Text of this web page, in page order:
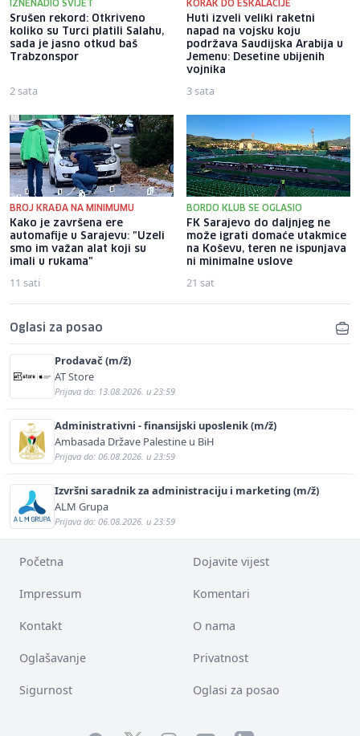
IZNENADIO SVIJET
Srušen rekord: Otkriveno
koliko su Turci platili Salahu,
sada je jasno otkud baš
Trabzonspor
2 sata
KORAK DO ESKALACIJE
Huti izveli veliki raketni
napad na vojsku koju
podržava Saudijska Arabija u
Jemenu: Desetine ubijenih
vojnika
3 sata
BROJ KRAĐA NA MINIMUMU
Kako je završena ere
automafije u Sarajevu: "Uzeli
smo im važan alat koji su
imali u rukama"
11 sati
BORDO KLUB SE OGLASIO
FK Sarajevo do daljnjeg ne
može igrati domaće utakmice
na Koševu, teren ne ispunjava
ni minimalne uslove
21 sat
Oglasi za posao
Prodavač (m/ž)
AT Store
Prijava do: 13.08.2026. u 23:59
Administrativni - finansijski uposlenik (m/ž)
Ambasada Države Palestine u BiH
Prijava do: 06.08.2026. u 23:59
Izvršni saradnik za administraciju i marketing (m/ž)
ALM Grupa
Prijava do: 06.08.2026. u 23:59
Početna Dojavite vijest
Impressum Komentari
Kontakt O nama
Oglašavanje Privatnost
Sigurnost Oglasi za posao